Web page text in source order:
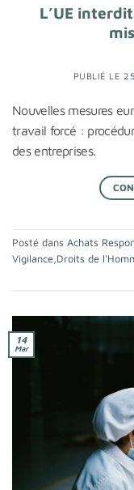
L’UE
PUBLIÉ LE
Nouvelles mesures
travail forcé :
des entreprises.
Posté dans Achats
Vigilance Droits de
14
Mar